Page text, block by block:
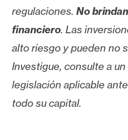
regulaciones. No
financiero. Las
alto riesgo y pueden no
Investigue, consulte a
legislación aplicable
todo su capital.